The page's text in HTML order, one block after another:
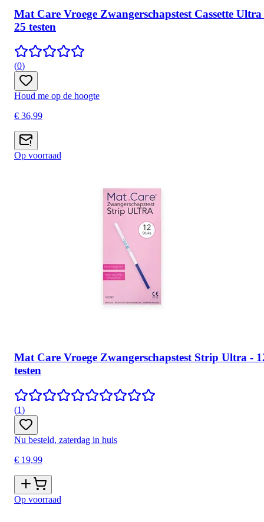
Mat Care Vroege Zwangerschapstest Cassette Ultra
25 testen
(0)
Houd me op de hoogte
€ 36,99
Op voorraad
Mat Care Vroege Zwangerschapstest Strip Ultra -
testen
(1)
Nu besteld, zaterdag in huis
€ 19,99
Op voorraad